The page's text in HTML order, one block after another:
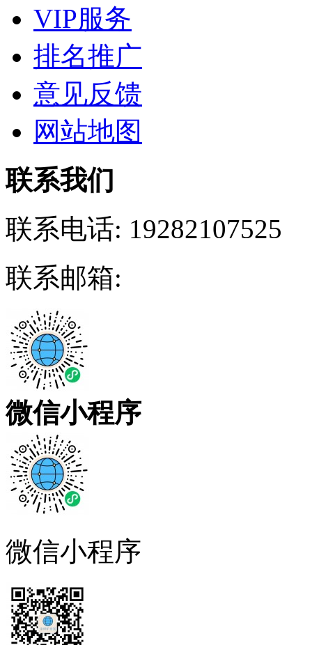
VIP服务
排名推广
意见反馈
网站地图
联系我们
联系电话: 19282107525
联系邮箱:
微信小程序
微信小程序